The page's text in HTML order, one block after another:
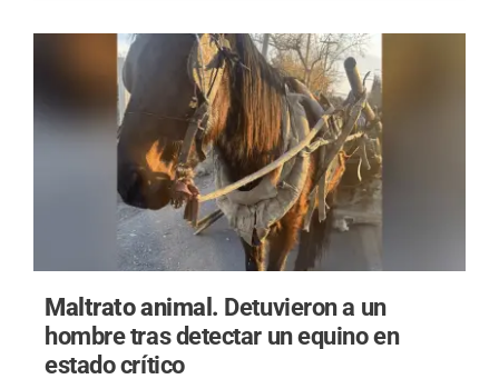
Maltrato animal. Detuvieron a un
hombre tras detectar un equino en
estado crítico